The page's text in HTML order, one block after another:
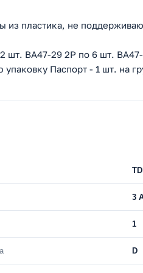
из пластика, не
шт. ВА47-29 2Р по 6 шт.
упаковку Паспорт - 1 шт. на
3
1
D